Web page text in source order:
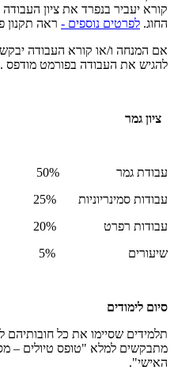
קורא יעביר בנפרד את ציון
החוג. לפרטים נוספים - ראה תקנון
אם המנחה ו/או קורא העבודה
להגיש את העבודה בפורמט מודפס .
ציון גמר
עבודת גמר 50%
עבודות סמינריוניות 25%
עבודות רפרט 20%
שיעורים 5%
סיום לימודים
תלמידים שסיימו את כל חובותיהם
מתבקשים למלא "טופס טיולים –
האישי".